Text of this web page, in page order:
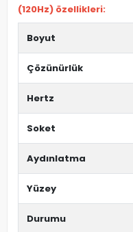
(120Hz) özellikleri:
Boyut
Çözünürlük
Hertz
Soket
Aydınlatma
Yüzey
Durumu